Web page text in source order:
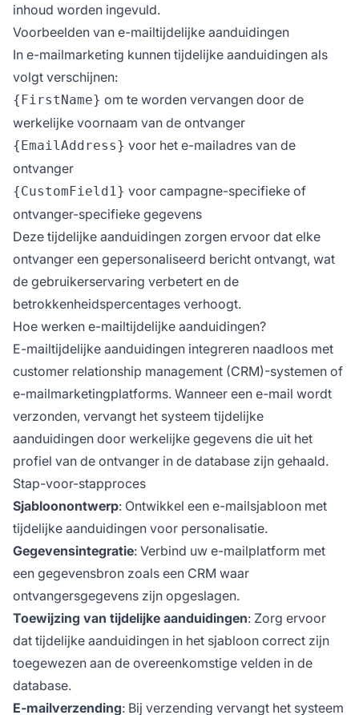
inhoud worden ingevuld.
Voorbeelden van e-mailtijdelijke aanduidingen
In e-mailmarketing kunnen tijdelijke aanduidingen als
volgt verschijnen:
{FirstName} om te worden vervangen door de
werkelijke voornaam van de ontvanger
{EmailAddress} voor het e-mailadres van de
ontvanger
{CustomField1} voor campagne-specifieke of
ontvanger-specifieke gegevens
Deze tijdelijke aanduidingen zorgen ervoor dat elke
ontvanger een gepersonaliseerd bericht ontvangt, wat
de gebruikerservaring verbetert en de
betrokkenheidspercentages verhoogt.
Hoe werken e-mailtijdelijke aanduidingen?
E-mailtijdelijke aanduidingen integreren naadloos met
customer relationship management (CRM)-systemen of
e-mailmarketingplatforms. Wanneer een e-mail wordt
verzonden, vervangt het systeem tijdelijke
aanduidingen door werkelijke gegevens die uit het
profiel van de ontvanger in de database zijn gehaald.
Stap-voor-stapproces
Sjabloonontwerp: Ontwikkel een e-mailsjabloon met
tijdelijke aanduidingen voor personalisatie.
Gegevensintegratie: Verbind uw e-mailplatform met
een gegevensbron zoals een CRM waar
ontvangersgegevens zijn opgeslagen.
Toewijzing van tijdelijke aanduidingen: Zorg ervoor
dat tijdelijke aanduidingen in het sjabloon correct zijn
toegewezen aan de overeenkomstige velden in de
database.
E-mailverzending: Bij verzending vervangt het systeem